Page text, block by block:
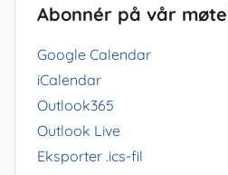
Abonnér på vår
Google Calendar
iCalendar
Outlook365
Outlook Live
Eksporter .ics-fil